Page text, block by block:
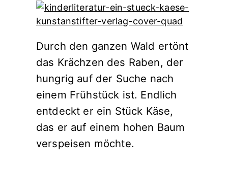
Durch den ganzen Wald ertönt
das Krächzen des Raben, der
hungrig auf der Suche nach
einem Frühstück ist. Endlich
entdeckt er ein Stück Käse,
das er auf einem hohen Baum
verspeisen möchte.